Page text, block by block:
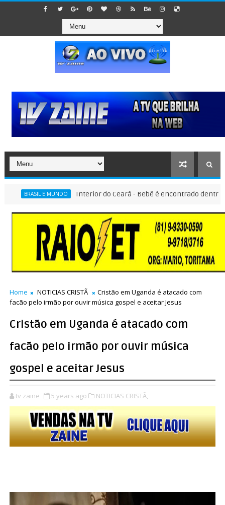
E MUNDO Interior do Ceará - Bebê é encontrado dentro de
Home NOTICIAS CRISTÃ
Cristão em Uganda é atacado com
facão pelo irmão por ouvir música gospel e aceitar Jesus
Cristão em Uganda é atacado com
facão pelo irmão por ouvir música
gospel e aceitar Jesus
tv zaine 5 years ago NOTICIAS CRISTÃ,